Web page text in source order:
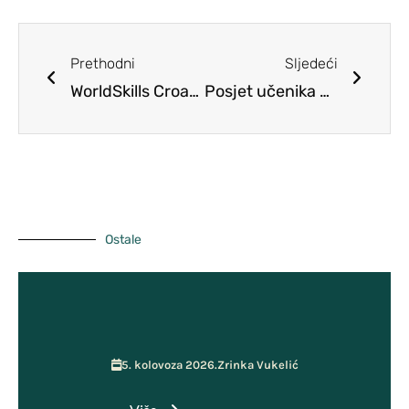
Školski tim za kvalitetu
Pristup informacijama
Prethodni
WorldSkills Croatia 2024.
Sljedeći
Posjet učenika 8. r. Vukovaru
Ostale
5. kolovoza 2026.Zrinka Vukelić